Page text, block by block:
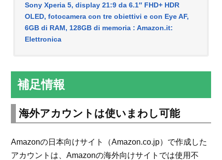
Sony Xperia 5, display 21:9 da 6.1″ FHD+ HDR
OLED, fotocamera con tre obiettivi e con Eye AF,
6GB di RAM, 128GB di memoria : Amazon.it:
Elettronica
補足情報
海外アカウントは使いまわし可能
Amazonの日本向けサイト（Amazon.co.jp）で作成した
アカウントは、Amazonの海外向けサイトでは使用不